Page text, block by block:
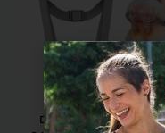
חגורת עיסוי אלחוטית 4D עם